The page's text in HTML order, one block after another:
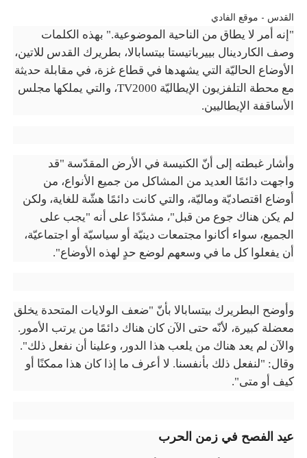
القدس - موقع الفادي
"إنه أمر لا يطاق من الناحية الموضوعية." بهذه الكلمات
وصف الكاردينال بييرباتيستا بيتسابالا، بطريرك القدس للاتين،
الأوضاع الحاليّة التي يشهدها في قطاع غزة، في مقابلة حديثة
مع محطة التلفزيون الإيطاليّة TV2000، والتي يملكها مجلس
الأساقفة الإيطاليين.
وأشار غبطته إلى أنّ الكنيسة في الأرض المقدّسة "قد
واجهت دائمًا العديد من المشاكل من جميع الأنواع، من
أوضاع اقتصاديّة وماليّة، والتي كانت دائمًا هشّة للغاية، ولكن
لم يكن هناك جوع من قبل"، مشدّدًا على أنه "يجب على
الجميع، سواء أكانوا مجتمعات دينيّة أو سياسيّة أو اجتماعيّة،
أن يفعلوا كل ما في وسعهم لوضع حدٍ لهذه الأوضاع".
وأوضح البطريرك بيتسابالا بأنّ "ضعف الولايات المتحدة يخلق
معضلة كبيرة، لأنّه حتى الآن كان هناك دائمًا من يرتب الأمور.
والآن لم يعد هناك من يلعب هذا الدور، وعلينا أن نفعل ذلك".
وقال: "لنفعل ذلك بأنفسنا. لا أعرف ما إذا كان هذا ممكنًا أو
كيف أو متى".
عيد الفصح في زمن الحرب